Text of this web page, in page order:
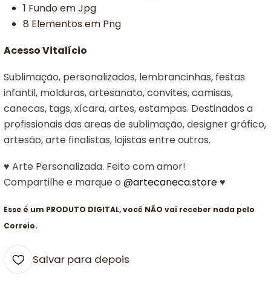
1 Fundo em Jpg
8 Elementos em Png
Acesso Vitalício
Sublimação, personalizados, lembrancinhas, festas
infantil, molduras, artesanato, convites, camisas,
canecas, tags, xícara, artes, estampas. Destinados a
profissionais das areas de sublimação, designer gráfico,
artesão, arte finalistas, lojistas entre outros.
♥ Arte Personalizada. Feito com amor!
Compartilhe e marque o @artecaneca.store♥
Esse é um PRODUTO DIGITAL, você NÃO vai receber nada pelo
Correio.
Salvar para depois